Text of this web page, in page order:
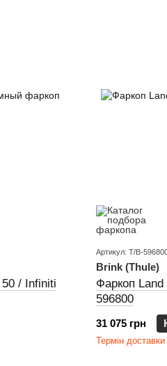
/ Infiniti
Артикул: T/B-
Brink (Thule)
Фаркоп
596800
31 075 грн
Термін